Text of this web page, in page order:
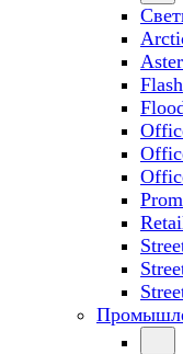
Flash